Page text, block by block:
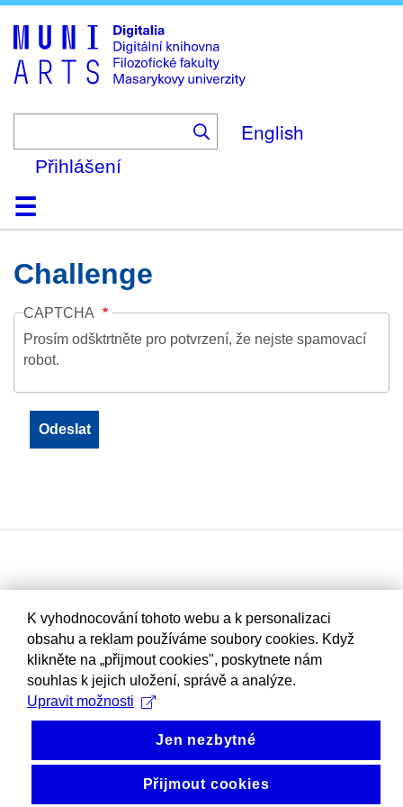
to
main
content
English
Přihlášení
DomůKolekce
Prohlížení
Vyhledávání
O platformě
Nápověda
KontaktDigitalia
Challenge
CAPTCHA
Prosím odšktrtněte pro potvrzení, že nejste spamovací
robot.
K vyhodnocování tohoto webu a k personalizaci
obsahu a reklam používáme soubory cookies. Když
klikněte na „přijmout cookies", poskytnete nám
souhlas k jejich uložení, správě a analýze.
Upravit možnosti
Jen nezbytné
Přijmout cookies